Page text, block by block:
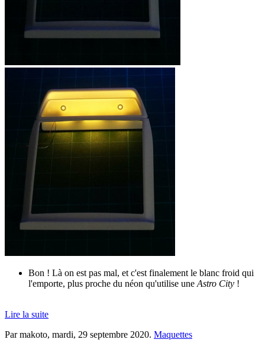
Bon ! Là on est pas mal, et c'est finalement le blanc froid qui
l'emporte, plus proche du néon qu'utilise une Astro City !
Lire la suite
Par makoto, mardi, 29 septembre 2020. Maquettes